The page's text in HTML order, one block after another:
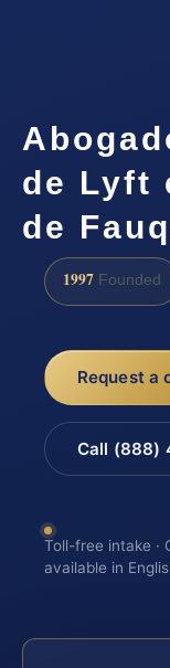
de Lyft
de
1997 Founded
Request a
Call (888)
Toll-free intake ·
available in